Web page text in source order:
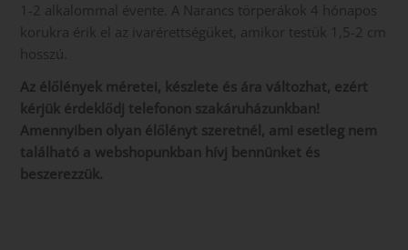
1-2 alkalommal évente. A Narancs törperákok 4 hónapos
korukra érik el az ivarérettségüket, amikor testük 1,5-2 cm
hosszú.
Az élőlények méretei, készlete és ára változhat, ezért
kérjük érdeklődj telefonon szakáruházunkban!
Amennyiben olyan élőlényt szeretnél, ami esetleg nem
található a webshopunkban hívj bennünket és
beszerezzük.